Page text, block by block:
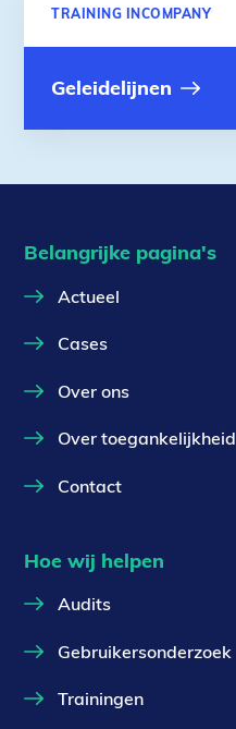
Geleidelijnen
TRAINING INCOMPANY
Belangrijke pagina's
Actueel
Cases
Over ons
Over toegankelijkheid
Contact
Hoe wij helpen
Audits
Gebruikersonderzoek
Trainingen